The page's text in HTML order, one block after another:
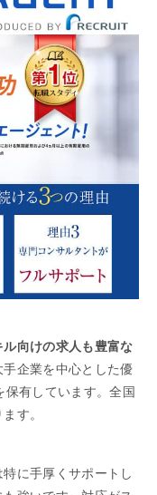
向けの求人も豊富な
企業を中心とした優
保有しています。全国
す。
に手厚くサポートし